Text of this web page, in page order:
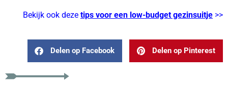
Bekijk ook deze tips voor een low-budget gezinsuitje >>
Delen op Facebook Delen op Pinterest